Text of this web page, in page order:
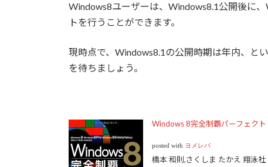
Windows8ユーザーは、Windows8.1公開後に
トを行うことができます。
現時点で、Windows8.1の公開時期は年内、と
を待ちましょう。
Windows 8完全制覇パーフェクト
posted with ヨメレバ
橋本 和則,さくしま たかえ 翔泳